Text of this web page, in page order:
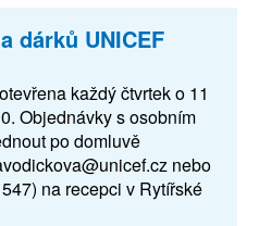
dárků UNICEF
každý čtvrtek o 11
Objednávky s osobním
po domluvě
nebo
na recepci v Rytířské